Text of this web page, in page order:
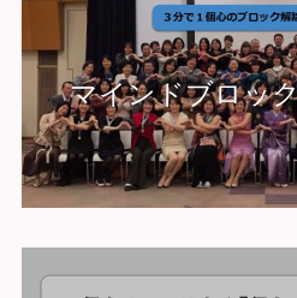
マインドブロッ